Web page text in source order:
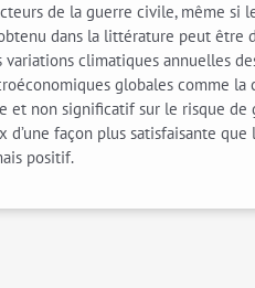
de la guerre civile, même si
dans la littérature peut être
climatiques annuelles
globales comme la
non significatif sur le risque de
d’une façon plus satisfaisante
positif.